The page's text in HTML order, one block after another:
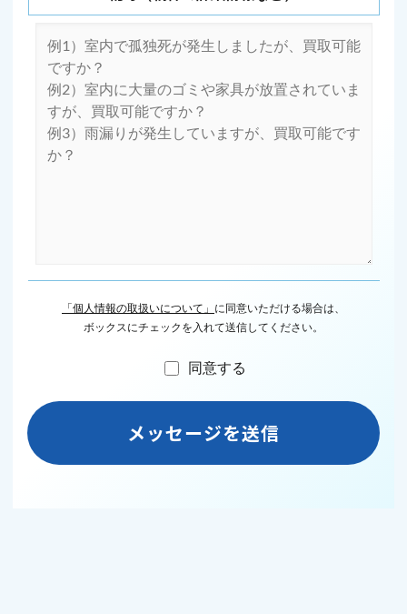
「個人情報の取扱いについて」 に同意いただける場合は、
ボックスにチェックを入れて送信してください。
同意する